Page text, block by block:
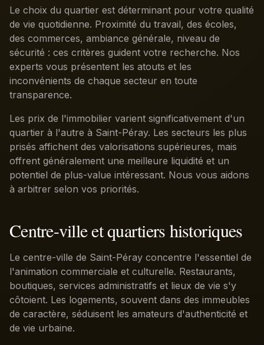
Le choix du quartier est déterminant pour votre qualité
de vie quotidienne. Proximité du travail, des écoles,
des commerces, ambiance générale, niveau de
sécurité : ces critères guident votre recherche. Nos
experts vous présentent les atouts et les
inconvénients de chaque secteur en toute
transparence.
Les prix de l'immobilier varient significativement d'un
quartier à l'autre à Saint-Péray. Les secteurs les plus
prisés affichent des valorisations supérieures, mais
offrent généralement une meilleure liquidité et un
potentiel de plus-value intéressant. Nous vous aidons
à arbitrer selon vos priorités.
Centre-ville et quartiers historiques
Le centre-ville de Saint-Péray concentre l'essentiel de
l'animation commerciale et culturelle. Restaurants,
boutiques, services administratifs et lieux de vie s'y
côtoient. Les logements, souvent dans des immeubles
de caractère, séduisent les amateurs d'authenticité et
de vie urbaine.